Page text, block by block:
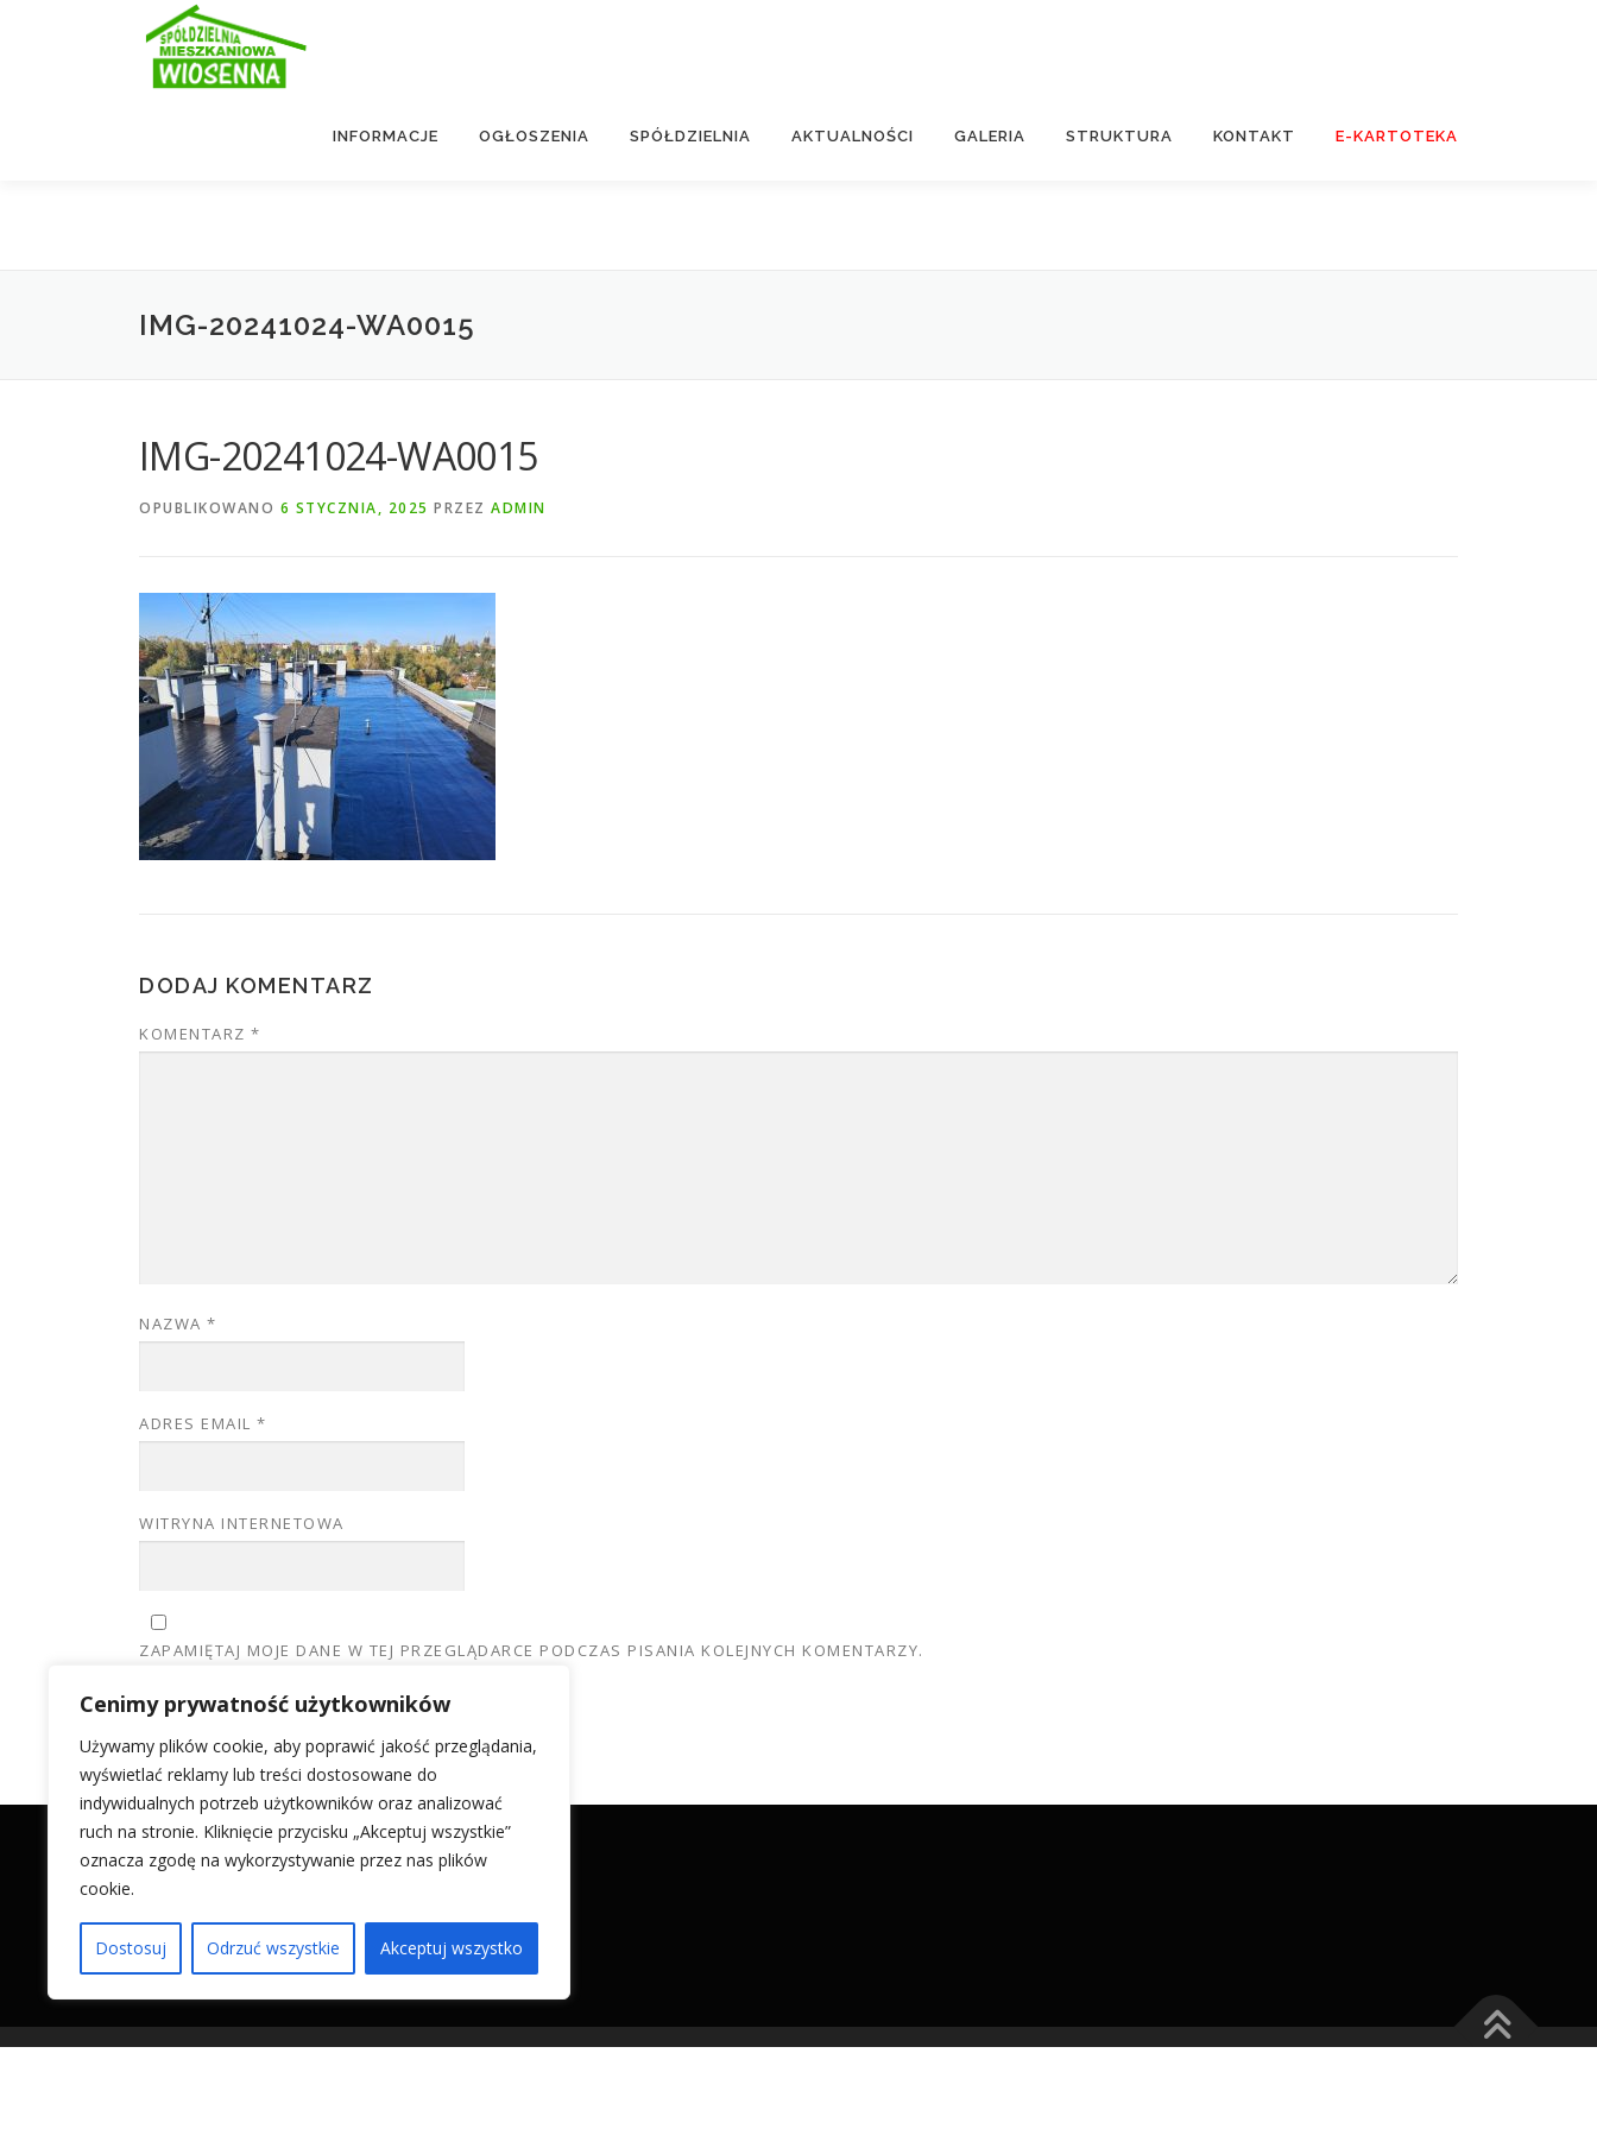
Cenimy prywatność użytkowników
Używamy plików cookie, aby poprawić jakość przeglądania,
wyświetlać reklamy lub treści dostosowane do
indywidualnych potrzeb użytkowników oraz analizować
ruch na stronie. Kliknięcie przycisku „Akceptuj wszystkie”
oznacza zgodę na wykorzystywanie przez nas plików
cookie.
Dostosuj Odrzuć wszystkie Akceptuj wszystko
INFORMACJE OGŁOSZENIA SPÓŁDZIELNIA AKTUALNOŚCI GALERIA STRUKTURA KONTAKT E-KARTOTEKA
IMG-20241024-WA0015
IMG-20241024-WA0015
OPUBLIKOWANO 6 STYCZNIA, 2025 PRZEZ ADMIN
DODAJ KOMENTARZ
KOMENTARZ *
NAZWA *
ADRES EMAIL *
WITRYNA INTERNETOWA
ZAPAMIĘTAJ MOJE DANE W TEJ PRZEGLĄDARCE PODCZAS PISANIA KOLEJNYCH KOMENTARZY.